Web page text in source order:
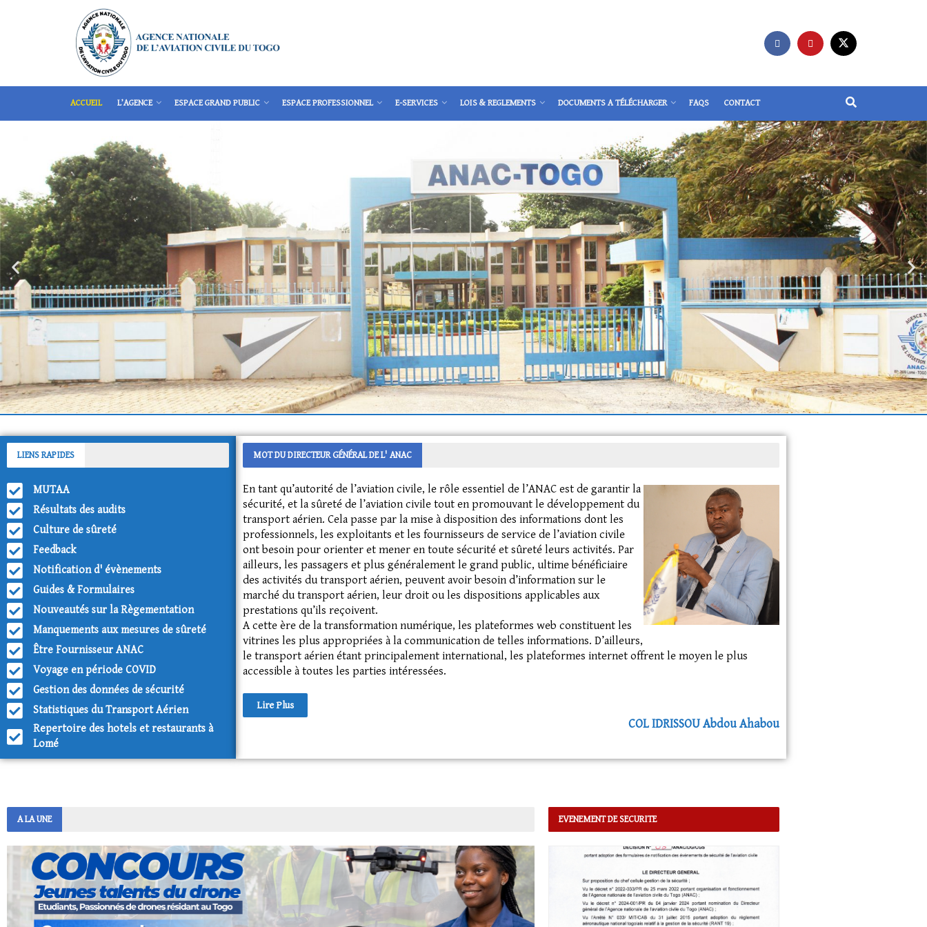
ACCUEIL L’AGENCE ESPACE GRAND PUBLIC ESPACE PROFESSIONNEL E-SERVICES LOIS & REGLEMENTS DOCUMENTS A TÉLÉCHARGER FAQS CONTACT
LIENS RAPIDES
MUTAA
Résultats des audits
Culture de sûreté
Feedback
Notification d' évènements
Guides & Formulaires
Nouveautés sur la Règementation
Manquements aux mesures de sûreté
Être Fournisseur ANAC
Voyage en période COVID
Gestion des données de sécurité
Statistiques du Transport Aérien
Repertoire des hotels et restaurants à
Lomé
MOT DU DIRECTEUR GÉNÉRAL DE L' ANAC
En tant qu’autorité de l’aviation civile, le rôle essentiel de l’ANAC est de garantir la
sécurité, et la sûreté de l’aviation civile tout en promouvant le développement du
transport aérien. Cela passe par la mise à disposition des informations dont les
professionnels, les exploitants et les fournisseurs de service de l’aviation civile
ont besoin pour orienter et mener en toute sécurité et sûreté leurs activités. Par
ailleurs, les passagers et plus généralement le grand public, ultime bénéficiaire
des activités du transport aérien, peuvent avoir besoin d’information sur le
marché du transport aérien, leur droit ou les dispositions applicables aux
prestations qu’ils reçoivent.
A cette ère de la transformation numérique, les plateformes web constituent les
vitrines les plus appropriées à la communication de telles informations. D’ailleurs,
le transport aérien étant principalement international, les plateformes internet offrent le moyen le plus
accessible à toutes les parties intéressées.
Lire Plus
COLIDRISSOUAbdou Ahabou
A LA UNE
ACTUALITÉS/EVÈNEMENTS
Togo : Le Président du Conseil, Son
EVENEMENT DE SECURITE